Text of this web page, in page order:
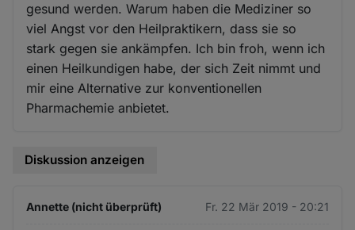
gesund werden. Warum haben die Mediziner so
viel Angst vor den Heilpraktikern, dass sie so
stark gegen sie ankämpfen. Ich bin froh, wenn ich
einen Heilkundigen habe, der sich Zeit nimmt und
mir eine Alternative zur konventionellen
Pharmachemie anbietet.
Diskussion anzeigen
Annette (nicht überprüft) Fr. 22 Mär 2019 - 20:21